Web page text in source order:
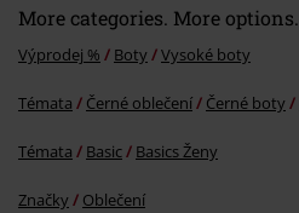
More categories. More options.
Výprodej % Boty Vysoké boty
Témata Černé oblečení Černé boty
Témata Basic Basics Ženy
Značky Oblečení